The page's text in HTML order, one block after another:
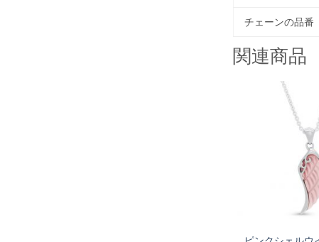
チェーンの品番
関連商品